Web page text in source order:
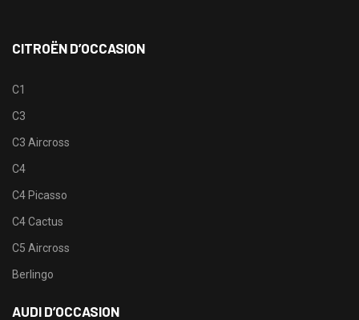
CITROËN D’OCCASION
C1
C3
C3 Aircross
C4
C4 Picasso
C4 Cactus
C5 Aircross
Berlingo
AUDI D’OCCASION